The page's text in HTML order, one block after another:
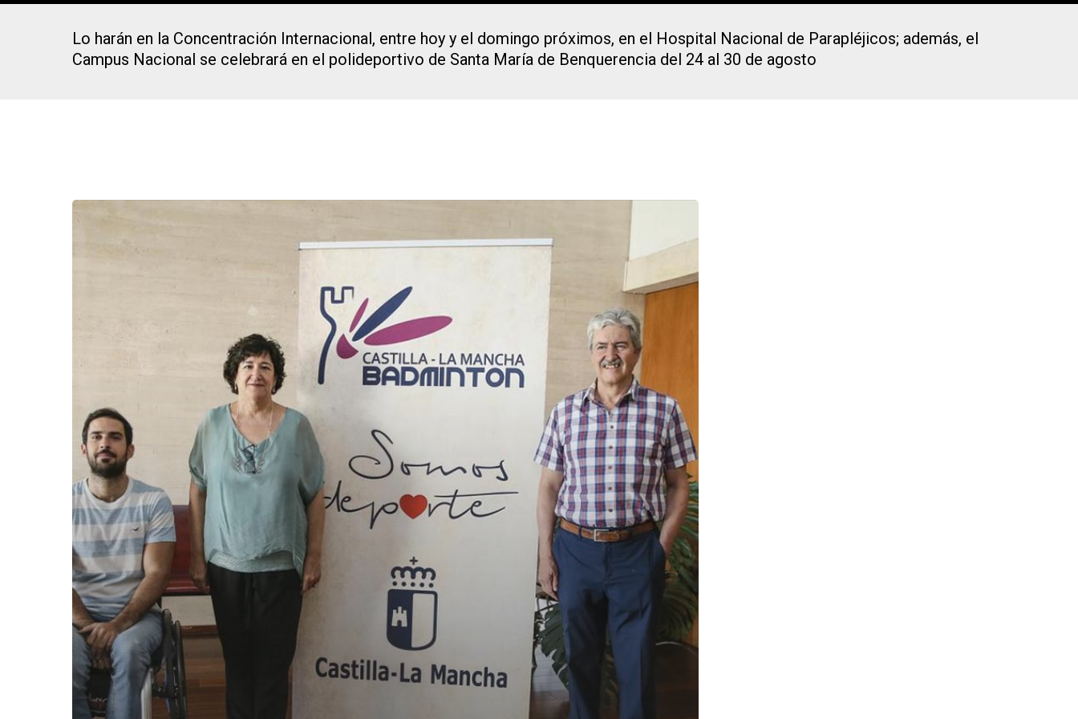
Lo harán en la Concentración Internacional, entre hoy y el domingo próximos, en el Hospital Nacional de Parapléjicos; además, el
Campus Nacional se celebrará en el polideportivo de Santa María de Benquerencia del 24 al 30 de agosto